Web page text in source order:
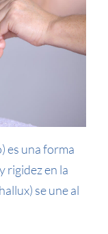
es una forma
rigidez en la
se une al